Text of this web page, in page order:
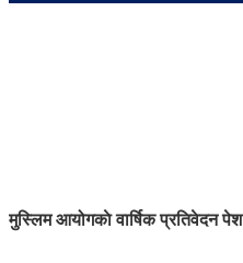
मुस्लिम आयोगकाे वार्षिक प्रतिवेदन पेश